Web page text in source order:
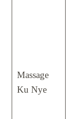
Massage
Ku Nye